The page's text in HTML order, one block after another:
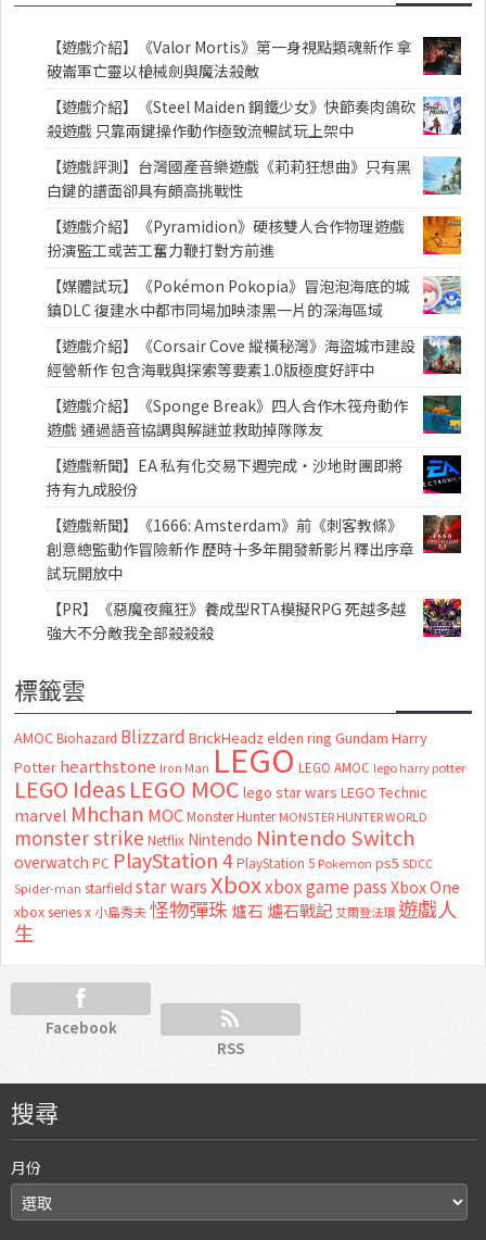
【遊戲介紹】《Valor Mortis》第一身視點類魂新作 拿
破崙軍亡靈以槍械劍與魔法殺敵
【遊戲介紹】《Steel Maiden 鋼鐵少女》快節奏肉鴿砍
殺遊戲 只靠兩鍵操作動作極致流暢試玩上架中
【遊戲評測】台灣國產音樂遊戲《莉莉狂想曲》只有黑
白鍵的譜面卻具有頗高挑戰性
【遊戲介紹】《Pyramidion》硬核雙人合作物理遊戲
扮演監工或苦工奮力鞭打對方前進
【媒體試玩】《Pokémon Pokopia》冒泡泡海底的城
鎮DLC 復建水中都市同場加映漆黑一片的深海區域
【遊戲介紹】《Corsair Cove 縱橫秘灣》海盜城市建設
經營新作 包含海戰與探索等要素1.0版極度好評中
【遊戲介紹】《Sponge Break》四人合作木筏舟動作
遊戲 通過語音協調與解謎並救助掉隊隊友
【遊戲新聞】EA 私有化交易下週完成・沙地財團即將
持有九成股份
【遊戲新聞】《1666: Amsterdam》前《刺客教條》
創意總監動作冒險新作 歷時十多年開發新影片釋出序章
試玩開放中
【PR】《惡魔夜瘋狂》養成型RTA模擬RPG 死越多越
強大不分敵我全部殺殺殺
標籤雲
AMOC Biohazard Blizzard BrickHeadz elden ring Gundam Harry
Potter hearthstone Iron Man LEGO LEGO AMOC lego harry potter
LEGO Ideas LEGO MOC lego star wars LEGO Technic
marvel Mhchan MOC Monster Hunter MONSTER HUNTER WORLD
monster strike Netflix Nintendo Nintendo Switch
overwatch PC PlayStation 4 PlayStation 5 Pokemon ps5 SDCC
Spider-man starfield star wars Xboxxbox game passXbox One
xbox series x 小島秀夫怪物彈珠 爐石 爐石戰記艾爾登法環 遊戲人
生
Facebook
RSS
搜尋
月份